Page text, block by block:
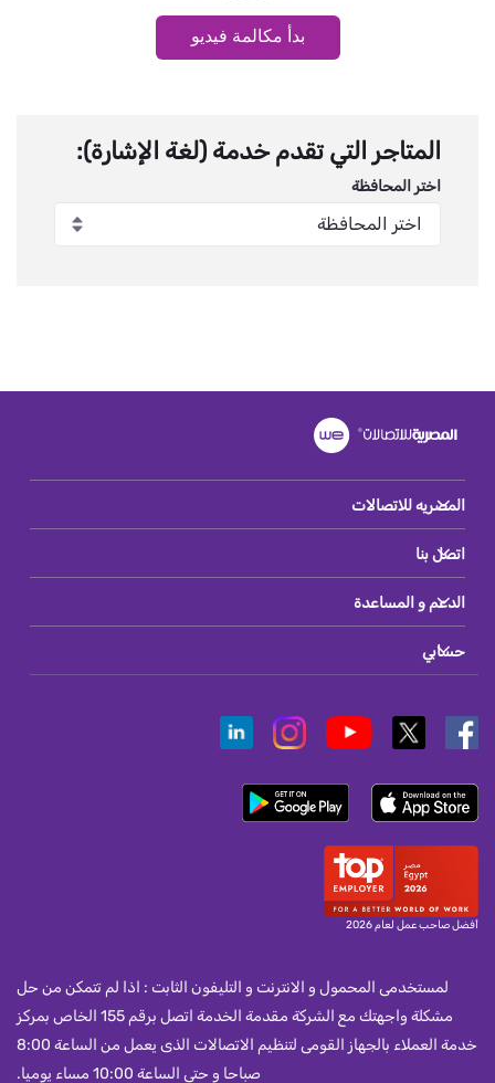
بدأ مكالمة فيديو
المتاجر التي تقدم خدمة (لغة الإشارة):
اختر المحافظة
المصريه للاتصالات
اتصل بنا
الدعم و المساعدة
حسابي
أفضل صاحب عمل لعام 2026
لمستخدمى المحمول و الانترنت و التليفون الثابت : اذا لم تتمكن من حل
مشكلة واجهتك مع الشركة مقدمة الخدمة اتصل برقم 155 الخاص بمركز
خدمة العملاء بالجهاز القومى لتنظيم الاتصالات الذى يعمل من الساعة 8:00
صباحا و حتى الساعة 10:00 مساء يوميا.